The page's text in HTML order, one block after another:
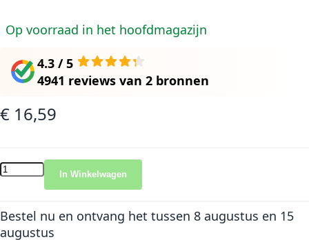
Op voorraad in het hoofdmagazijn
4.3 / 5
4941 reviews van 2 bronnen
€ 16,59
In Winkelwagen
Bestel nu en ontvang het tussen 8 augustus en 15
augustus